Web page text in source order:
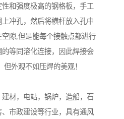
和强度极高的钢格板，手工
冲孔，然后将横杆放入孔中
隙,但是能每个接触点都进行
等同溶化连接，因此焊接会
外观不如压焊的美观！
材，电站，锅炉，造船，石
市政建设等行业，具有通风